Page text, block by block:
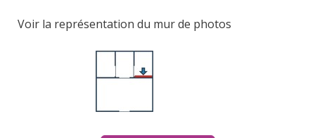
Voir la représentation du mur de photos